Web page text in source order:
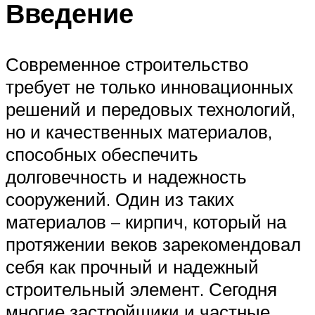
Введение
Современное строительство
требует не только инновационных
решений и передовых технологий,
но и качественных материалов,
способных обеспечить
долговечность и надежность
сооружений. Один из таких
материалов – кирпич, который на
протяжении веков зарекомендовал
себя как прочный и надежный
строительный элемент. Сегодня